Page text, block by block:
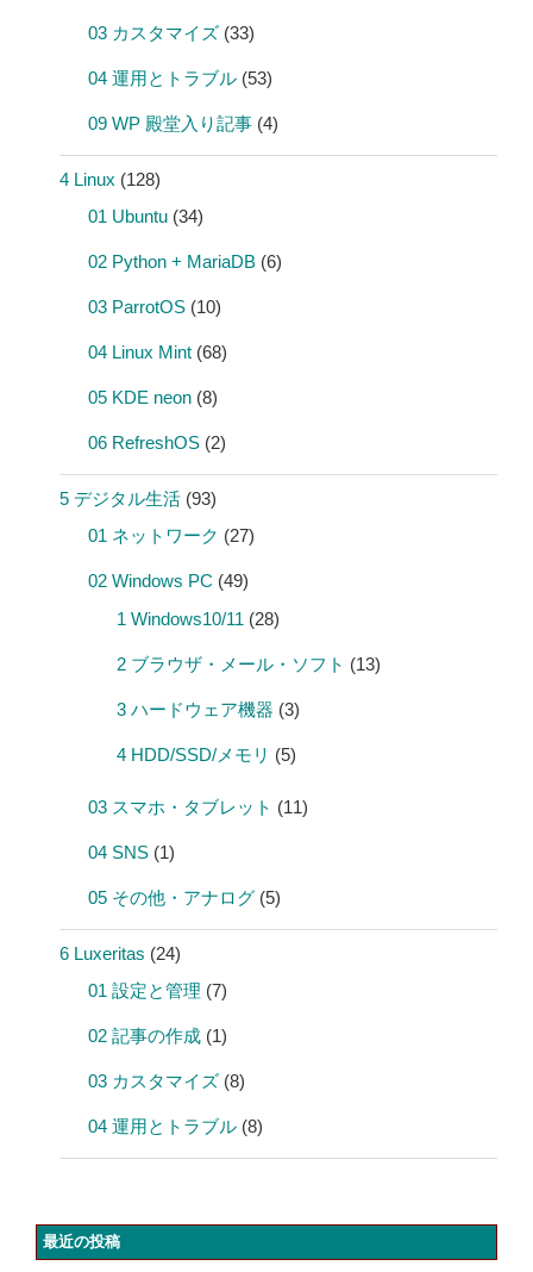
03 カスタマイズ (33)
04 運用とトラブル (53)
09 WP 殿堂入り記事 (4)
4 Linux (128)
01 Ubuntu (34)
02 Python + MariaDB (6)
03 ParrotOS (10)
04 Linux Mint (68)
05 KDE neon (8)
06 RefreshOS (2)
5 デジタル生活 (93)
01 ネットワーク (27)
02 Windows PC (49)
1 Windows10/11 (28)
2 ブラウザ・メール・ソフト (13)
3 ハードウェア機器 (3)
4 HDD/SSD/メモリ (5)
03 スマホ・タブレット (11)
04 SNS (1)
05 その他・アナログ (5)
6 Luxeritas (24)
01 設定と管理 (7)
02 記事の作成 (1)
03 カスタマイズ (8)
04 運用とトラブル (8)
最近の投稿